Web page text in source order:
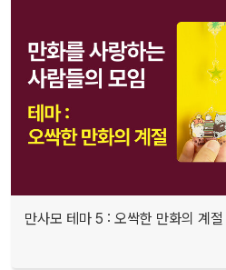
만사모 테마 5 : 오싹한 만화의 계절